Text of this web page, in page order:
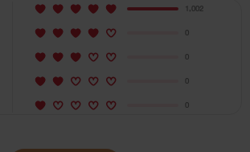
1,002
0
0
0
0